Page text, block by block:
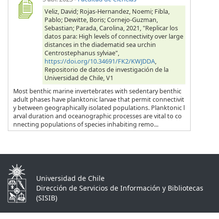
Veliz, David; Rojas-Hernandez, Noemi; Fibla,
Pablo; Dewitte, Boris; Cornejo-Guzman,
Sebastian; Parada, Carolina, 2021, "Replicar los
datos para: High levels of connectivity over large
distances in the diadematid sea urchin
Centrostephanus sylviae",
https://doi.org/10.34691/FK2/KWJDDA,
Repositorio de datos de investigación de la
Universidad de Chile, V1
Most benthic marine invertebrates with sedentary benthic
adult phases have planktonic larvae that permit connectivit
y between geographically isolated populations. Planktonic l
arval duration and oceanographic processes are vital to co
nnecting populations of species inhabiting remo...
Universidad de Chile
Dirección de Servicios de Información y Bibliotecas
(SISIB)